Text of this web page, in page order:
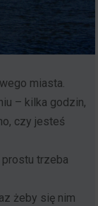
miasta.
– kilka godzin,
czy jesteś
prostu trzeba
żeby się nim